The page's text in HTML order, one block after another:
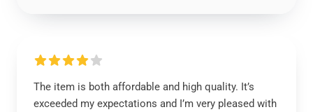
The item is both affordable and high quality. It’s
exceeded my expectations and I’m very pleased with